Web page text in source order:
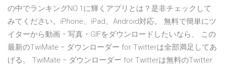
の中でランキングNO.1に輝くアプリとは？是非チェックして
みてください。iPhone、iPad、Android対応。 無料で簡単にツ
イターから動画・写真・GIFをダウンロードしたいなら、 この
最新のTwiMate ｰ ダウンローダー for Twitterは全部満足してあ
げる。 TwiMate ｰ ダウンローダー for Twitterは無料のTwitter